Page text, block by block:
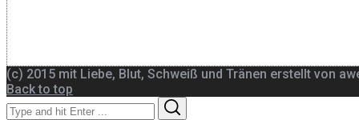
(c) 2015 mit Liebe, Blut, Schweiß und Tränen erstellt von
Back to top
Search
for: